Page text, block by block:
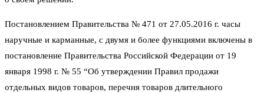
Постановлением Правительства № 471 от 27.05.2016 г. часы
наручные и карманные, с двумя и более функциями включены в
постановление Правительства Российской Федерации от 19
января 1998 г. № 55 “Об утверждении Правил продажи
отдельных видов товаров, перечня товаров длительного